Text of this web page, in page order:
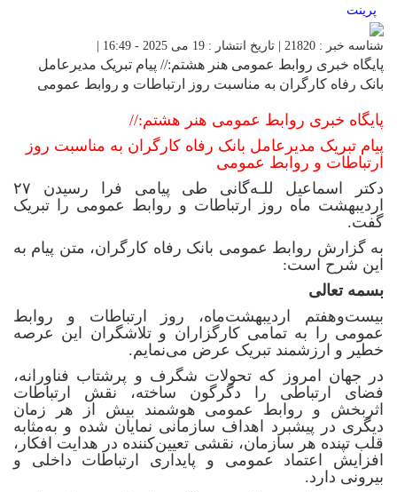
پرینت
شناسه خبر : 21820 | تاریخ انتشار : 19 می 2025 - 16:49 |
پایگاه خبری روابط عمومی هنر هشتم:// پیام تبریک مدیرعامل
بانک رفاه کارگران به مناسبت روز ارتباطات و روابط عمومی
پایگاه خبری روابط عمومی هنر هشتم://
پیام تبریک مدیرعامل بانک رفاه کارگران به مناسبت روز
ارتباطات و روابط عمومی
دکتر اسماعیل للـه‌گانی طی پیامی فرا رسیدن ۲۷
اردیبهشت ماه روز ارتباطات و روابط عمومی را تبریک
گفت.
به گزارش روابط عمومی بانک رفاه کارگران، متن پیام به
این شرح است:
بسمه تعالی
بیست‌وهفتم اردیبهشت‌ماه، روز ارتباطات و روابط
عمومی را به تمامی کارگزاران و تلاشگران این عرصه
خطیر و ارزشمند تبریک عرض می‌نمایم.
در جهان امروز که تحولات شگرف و پرشتاب فناورانه،
فضای ارتباطی را دگرگون ساخته، نقش ارتباطات
اثربخش و روابط عمومی هوشمند بیش از هر زمان
دیگری در پیشبرد اهداف سازمانی نمایان شده و به‌مثابه
قلب تپنده هر سازمان، نقشی تعیین‌کننده در هدایت افکار،
افزایش اعتماد عمومی و پایداری ارتباطات داخلی و
بیرونی دارد.